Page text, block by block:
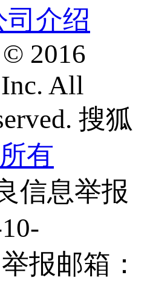
司介绍
© 2016
All
搜狐
有
信息举报
报邮箱：